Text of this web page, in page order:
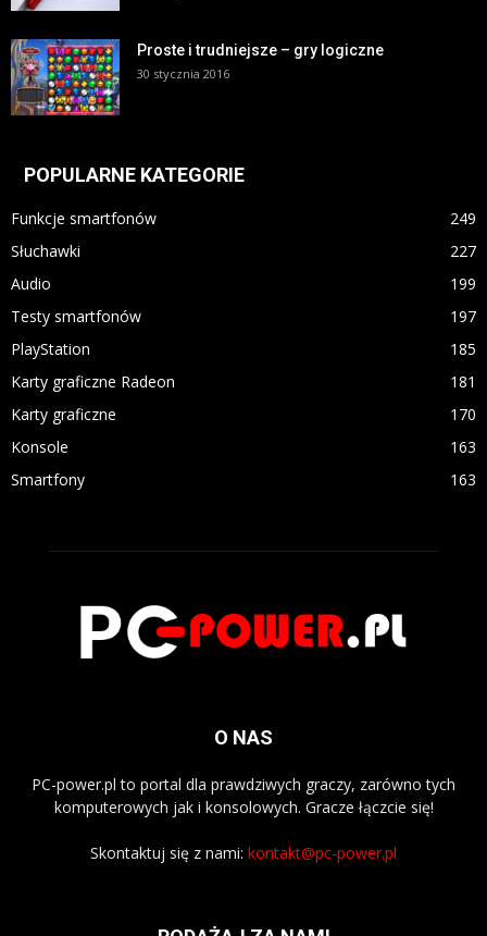
Proste i trudniejsze – gry logiczne
30 stycznia 2016
POPULARNE KATEGORIE
Funkcje smartfonów
249
Słuchawki
227
Audio
199
Testy smartfonów
197
PlayStation
185
Karty graficzne Radeon
181
Karty graficzne
170
Konsole
163
Smartfony
163
O NAS
PC-power.pl to portal dla prawdziwych graczy, zarówno tych
komputerowych jak i konsolowych. Gracze łączcie się!
Skontaktuj się z nami: kontakt@pc-power.pl